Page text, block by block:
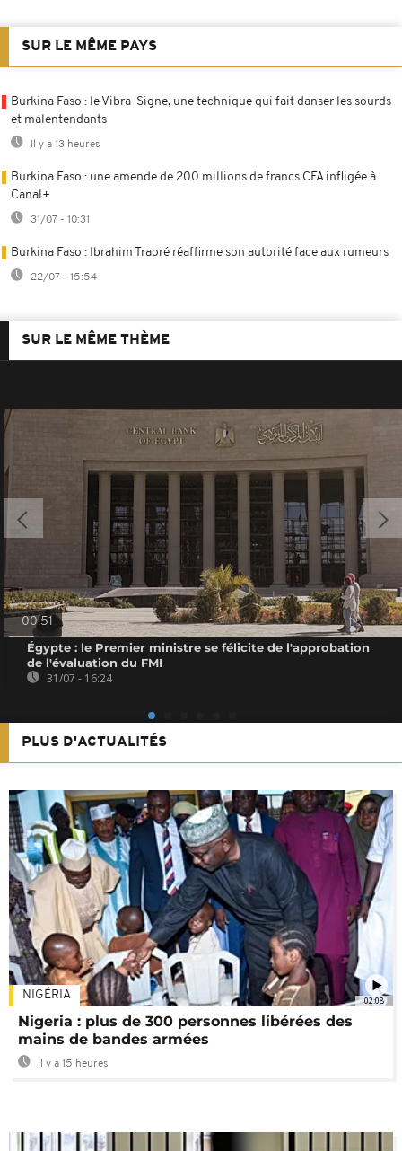
SUR LE MÊME PAYS
Burkina Faso : le Vibra-Signe, une technique qui fait danser les sourds
et malentendants
Il y a 13 heures
Burkina Faso : une amende de 200 millions de francs CFA infligée à
Canal+
31/07 - 10:31
Burkina Faso : Ibrahim Traoré réaffirme son autorité face aux rumeurs
22/07 - 15:54
SUR LE MÊME THÈME
00:51
Égypte : le Premier ministre se félicite de l'approbation
de l'évaluation du FMI
31/07 - 16:24
PLUS D'ACTUALITÉS
02:08
NIGÉRIA
Nigeria : plus de 300 personnes libérées des
mains de bandes armées
Il y a 15 heures